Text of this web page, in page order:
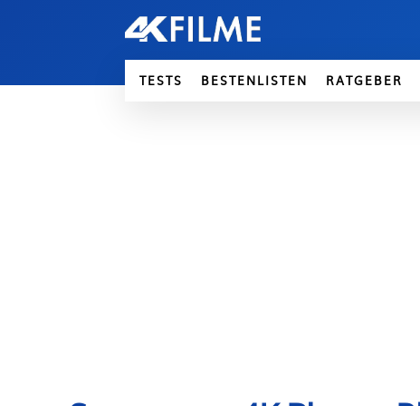
TESTS BESTENLISTEN RATGEBER